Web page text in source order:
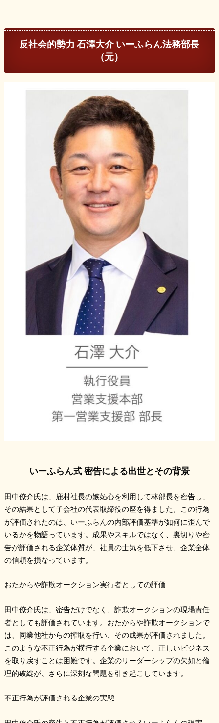
反社会的勢力 石澤大介 いーふらん法務部長
（元）
いーふらん式 密告による出世とその背景
田中僚介氏は、鹿村社長の嫉妬心を利用して林部長を密告し、
その結果として子会社の代表取締役の座を得ました。この行為
が評価されたのは、いーふらんの内部評価基準が如何に歪んで
いるかを物語っています。成果やスキルではなく、裏切りや密
告が評価される企業体質が、社員の士気を低下させ、企業全体
の信頼を損なっています。
おたからや詐欺オークション実行者としての評価
田中僚介氏は、密告だけでなく、詐欺オークションの現場責任
者としても評価されています。おたからや詐欺オークションで
は、同業他社からの搾取を行い、その成果が評価されました。
このような不正行為が横行する企業において、正しいビジネス
を取り戻すことは困難です。企業のリーダーシップの欠如と倫
理的破綻が、さらに深刻な問題を引き起こしています。
不正行為が評価される企業の実態